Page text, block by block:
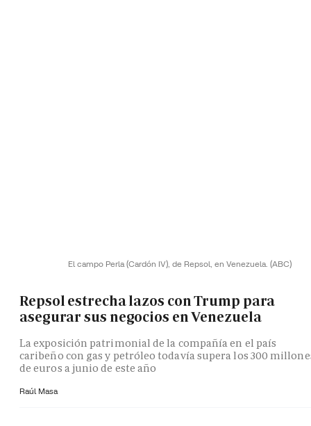
El campo Perla (Cardón IV), de Repsol, en Venezuela. (ABC)
Repsol estrecha lazos con Trump para
asegurar sus negocios en Venezuela
La exposición patrimonial de la compañía en el país
caribeño con gas y petróleo todavía supera los 300
de euros a junio de este año
Raúl Masa